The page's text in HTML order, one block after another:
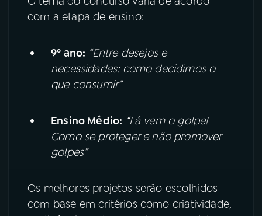
com a etapa de ensino:
9º ano: “Entre desejos e
necessidades: como decidimos o
que consumir”
Ensino Médio: “Lá vem o golpe!
Como se proteger e não promover
golpes”
Os melhores projetos serão escolhidos
com base em critérios como criatividade,